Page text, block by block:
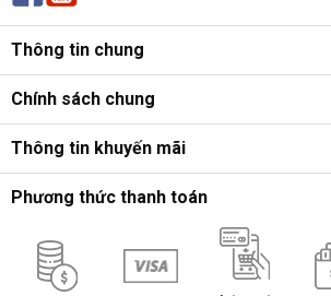
Thông tin chung
Chính sách chung
Thông tin khuyến mãi
Phương thức thanh toán